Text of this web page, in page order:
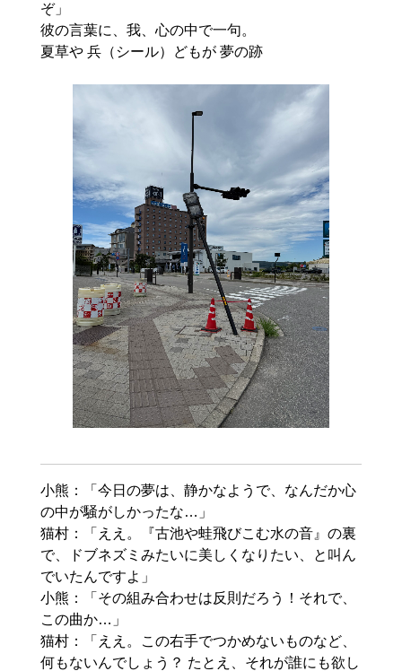
ぞ」
彼の言葉に、我、心の中で一句。
夏草や 兵（シール）どもが 夢の跡
小熊：「今日の夢は、静かなようで、なんだか心
の中が騒がしかったな…」
猫村：「ええ。『古池や蛙飛びこむ水の音』の裏
で、ドブネズミみたいに美しくなりたい、と叫ん
でいたんですよ」
小熊：「その組み合わせは反則だろう！それで、
この曲か…」
猫村：「ええ。この右手でつかめないものなど、
何もないんでしょう？ たとえ、それが誰にも欲し